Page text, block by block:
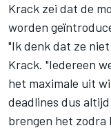
Krack zei dat de
worden
"Ik denk dat ze
Krack. "Iedereen
het maximale uit
deadlines dus
brengen het zodra